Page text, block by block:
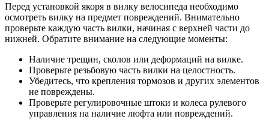
Перед установкой якоря в вилку велосипеда необходимо
осмотреть вилку на предмет повреждений. Внимательно
проверьте каждую часть вилки, начиная с верхней части до
нижней. Обратите внимание на следующие моменты:
Наличие трещин, сколов или деформаций на вилке.
Проверьте резьбовую часть вилки на целостность.
Убедитесь, что крепления тормозов и других элементов
не повреждены.
Проверьте регулировочные штоки и колеса рулевого
управления на наличие люфта или повреждений.